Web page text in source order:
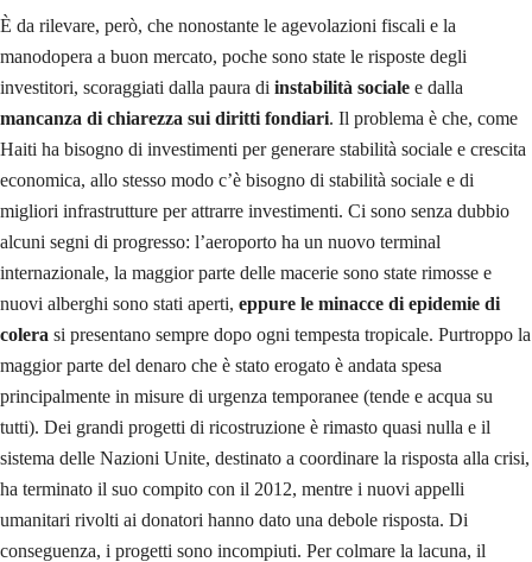
È da rilevare, però, che nonostante le agevolazioni fiscali e la
manodopera a buon mercato, poche sono state le risposte degli
investitori, scoraggiati dalla paura di instabilità sociale e dalla
mancanza di chiarezza sui diritti fondiari. Il problema è che, come
Haiti ha bisogno di investimenti per generare stabilità sociale e crescita
economica, allo stesso modo c’è bisogno di stabilità sociale e di
migliori infrastrutture per attrarre investimenti. Ci sono senza dubbio
alcuni segni di progresso: l’aeroporto ha un nuovo terminal
internazionale, la maggior parte delle macerie sono state rimosse e
nuovi alberghi sono stati aperti, eppure le minacce di epidemie di
colera si presentano sempre dopo ogni tempesta tropicale. Purtroppo la
maggior parte del denaro che è stato erogato è andata spesa
principalmente in misure di urgenza temporanee (tende e acqua su
tutti). Dei grandi progetti di ricostruzione è rimasto quasi nulla e il
sistema delle Nazioni Unite, destinato a coordinare la risposta alla crisi,
ha terminato il suo compito con il 2012, mentre i nuovi appelli
umanitari rivolti ai donatori hanno dato una debole risposta. Di
conseguenza, i progetti sono incompiuti. Per colmare la lacuna, il